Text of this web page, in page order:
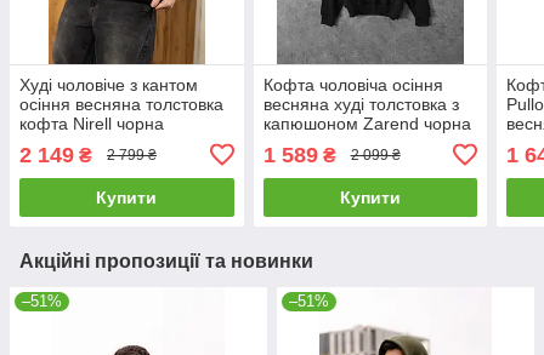
Худі чоловіче з кантом
осіння весняна толстовка
кофта Nirell чорна
2 149 ₴ 2 799 ₴
Купити
Кофта чоловіча осіння
весняна худі толстовка з
капюшоном Zarend чорна
1 589₴ 2 099 ₴
Купити
1
Акційні пропозиції та новинки
–51% –51%